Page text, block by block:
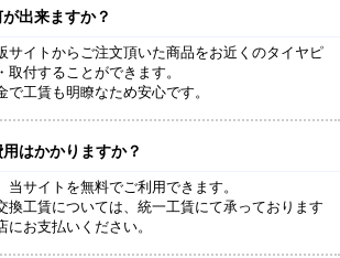
出来ますか？
サイトからご注文頂いた商品をお近くのタイヤピ
取付することができます。
で工賃も明瞭なため安心です。
はかかりますか？
当サイトを無料でご利用できます。
換工賃については、統一工賃にて承っております
にお支払いください。